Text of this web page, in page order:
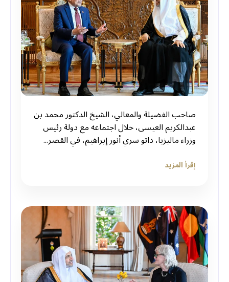
صاحب الفضيلة والمعالي، الشيخ الدكتور محمد بن
عبدالكريم العيسى، خلال اجتماعه مع دولة رئيس
وزراء ماليزيا، داتو سري أنور إبراهيم، في القصر...
إقرأ المزيد